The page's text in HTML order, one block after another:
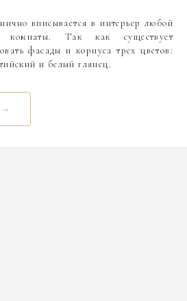
вписывается в интерьер любой
комнаты. Так как существует
фасады и корпуса трех цветов:
и белый глянец.